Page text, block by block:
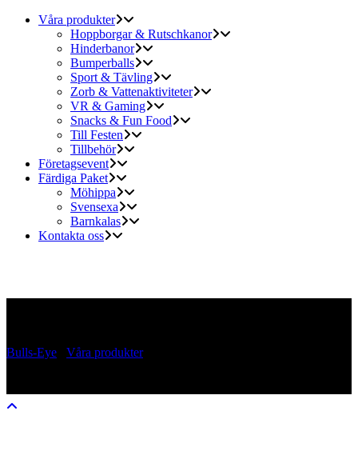
Våra produkter
Hoppborgar & Rutschkanor
Hinderbanor
Bumperballs
Sport & Tävling
Zorb & Vattenaktiviteter
VR & Gaming
Snacks & Fun Food
Till Festen
Tillbehör
Företagsevent
Färdiga Paket
Möhippa
Svensexa
Barnkalas
Kontakta oss
Bulls-Eye Våra produkter/